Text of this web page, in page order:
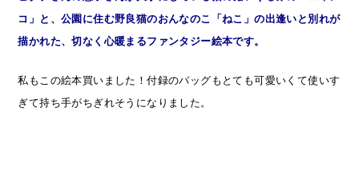
コ」と、公園に住む野良猫のおんなのこ「ねこ」の出逢いと別れが
描かれた、切なく心暖まるファンタジー絵本です。
私もこの絵本買いました！付録のバッグもとても可愛いくて使いす
ぎて持ち手がちぎれそうになりました。